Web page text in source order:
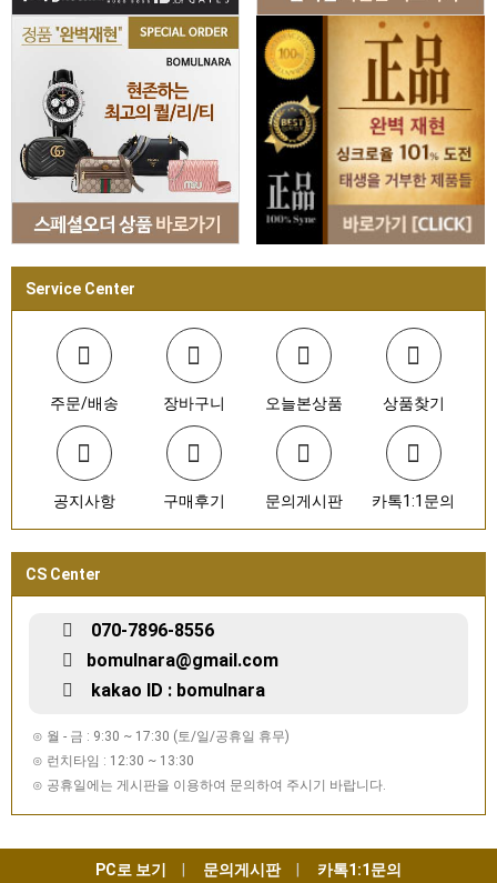
Service Center
주문/배송 장바구니 오늘본상품 상품찾기
공지사항 구매후기 문의게시판 카톡1:1문의
CS Center
070-7896-8556
bomulnara@gmail.com
kakao ID : bomulnara
⊙ 월 - 금 : 9:30 ~ 17:30 (토/일/공휴일 휴무)
⊙ 런치타임 : 12:30 ~ 13:30
⊙ 공휴일에는 게시판을 이용하여 문의하여 주시기 바랍니다.
PC로 보기 문의게시판 카톡1:1문의